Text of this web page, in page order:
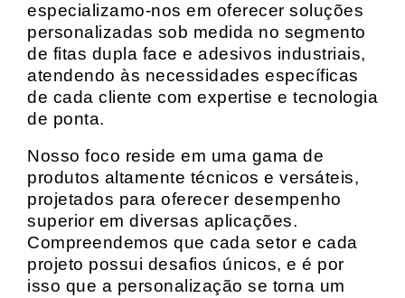
especializamo-nos em oferecer soluções
personalizadas sob medida no segmento
de fitas dupla face e adesivos industriais,
atendendo às necessidades específicas
de cada cliente com expertise e tecnologia
de ponta.
Nosso foco reside em uma gama de
produtos altamente técnicos e versáteis,
projetados para oferecer desempenho
superior em diversas aplicações.
Compreendemos que cada setor e cada
projeto possui desafios únicos, e é por
isso que a personalização se torna um